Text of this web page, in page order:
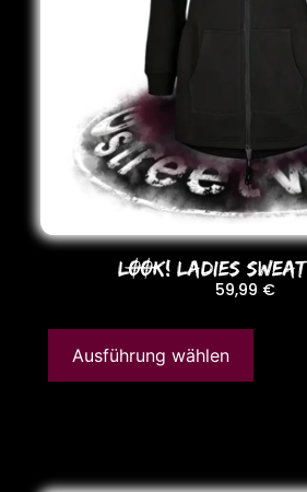
LOOK! LADIES
59,99 €
Ausführung wählen